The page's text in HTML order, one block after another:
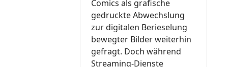
Comics als grafische
gedruckte Abwechslung
zur digitalen Berieselung
bewegter Bilder weiterhin
gefragt. Doch während
Streaming-Dienste